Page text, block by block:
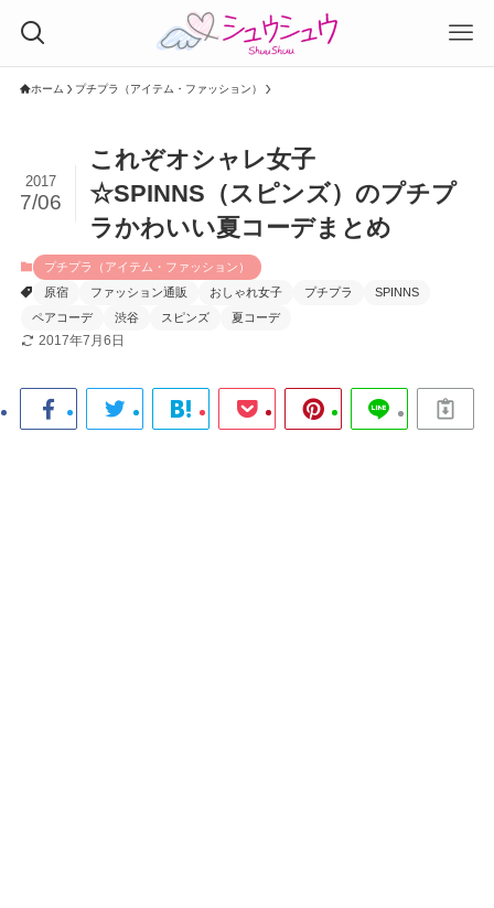
ホーム プチプラ（アイテム・ファッション）
これぞオシャレ女子
☆SPINNS（スピンズ）のプチプ
ラかわいい夏コーデまとめ
2017
7/06
プチプラ（アイテム・ファッション）
原宿
ファッション通販 おしゃれ女子 プチプラ
SPINNS
ペアコーデ
渋谷 スピンズ 夏コーデ
2017年7月6日